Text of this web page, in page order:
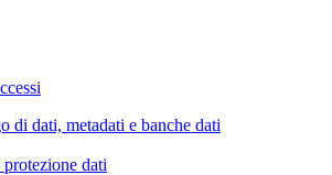
di dati, metadati e banche dati
dati